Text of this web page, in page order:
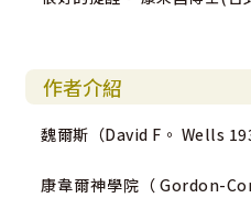
作者介紹
魏爾斯（David F。 Wells
康韋爾神學院（ Gordon-